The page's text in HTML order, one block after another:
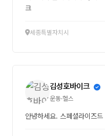
크
세종특별자치시
김성호바이크
운동·헬스
안녕하세요. 스페셜라이즈